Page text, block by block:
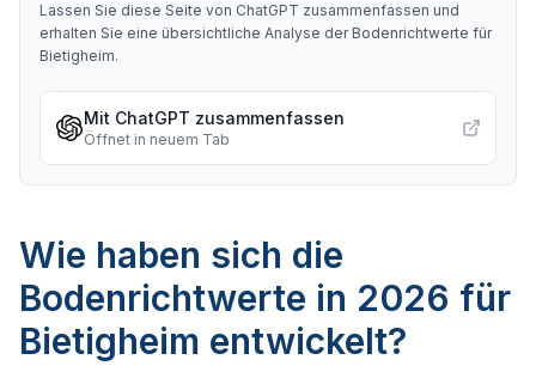
Lassen Sie diese Seite von ChatGPT zusammenfassen und
erhalten Sie eine übersichtliche Analyse der Bodenrichtwerte für
Bietigheim.
Mit ChatGPT zusammenfassen
Öffnet in neuem Tab
Wie haben sich die
Bodenrichtwerte in 2026 für
Bietigheim entwickelt?